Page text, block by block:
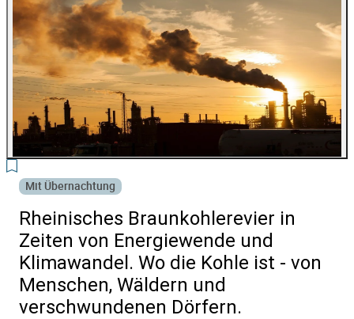
Mit Übernachtung
Rheinisches Braunkohlerevier in
Zeiten von Energiewende und
Klimawandel. Wo die Kohle ist - von
Menschen, Wäldern und
verschwundenen Dörfern.